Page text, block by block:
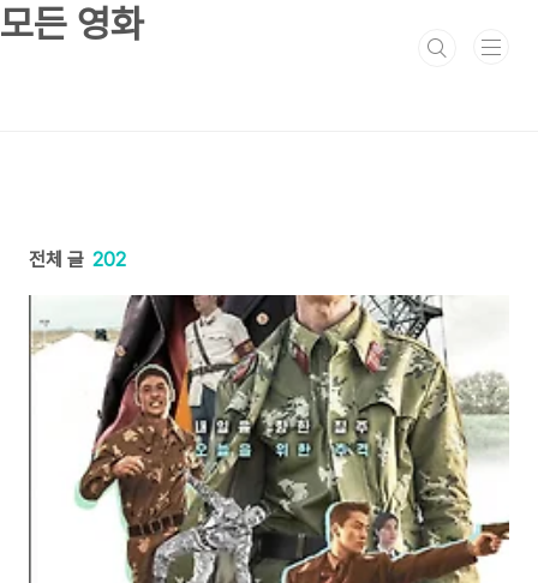
본문 바로가기
모든 영화
전체 글 202